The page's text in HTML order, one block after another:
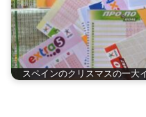
スペインのクリスマスの一大